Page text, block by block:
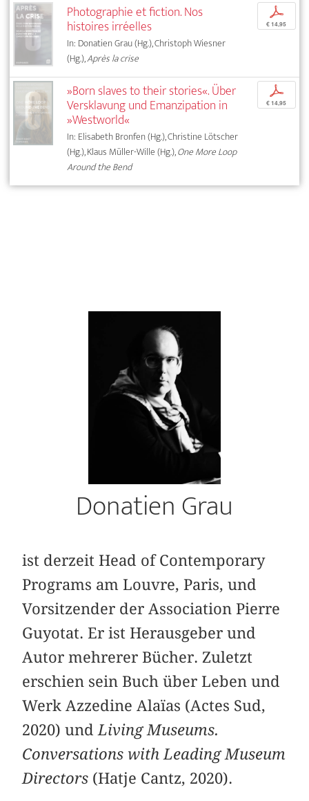
Photographie et fiction. Nos
histoires irréelles
In: Donatien Grau (Hg.), Christoph Wiesner
(Hg.),Après la crise
p
€ 14,95
»Born slaves to their stories«. Über
Versklavung und Emanzipation in
»Westworld«
In: Elisabeth Bronfen (Hg.), Christine Lötscher
(Hg.), Klaus Müller-Wille (Hg.),One More Loop
Around the Bend
p
€ 14,95
Donatien Grau
ist derzeit Head of Contemporary
Programs am Louvre, Paris, und
Vorsitzender der Association Pierre
Guyotat. Er ist Herausgeber und
Autor mehrerer Bücher. Zuletzt
erschien sein Buch über Leben und
Werk Azzedine Alaïas (Actes Sud,
2020) undLiving Museums.
Conversations with Leading Museum
Directors (Hatje Cantz, 2020).